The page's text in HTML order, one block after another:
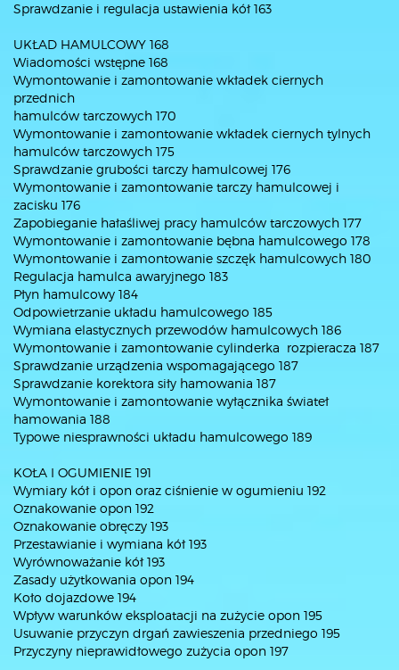
Sprawdzanie i regulacja ustawienia kół 163
UKŁAD HAMULCOWY 168
Wiadomości wstępne 168
Wymontowanie i zamontowanie wkładek ciernych
przednich
hamulców tarczowych 170
Wymontowanie i zamontowanie wkładek ciernych tylnych
hamulców tarczowych 175
Sprawdzanie grubości tarczy hamulcowej 176
Wymontowanie i zamontowanie tarczy hamulcowej i
zacisku 176
Zapobieganie hałaśliwej pracy hamulców tarczowych 177
Wymontowanie i zamontowanie bębna hamulcowego 178
Wymontowanie i zamontowanie szczęk hamulcowych 180
Regulacja hamulca awaryjnego 183
Płyn hamulcowy 184
Odpowietrzanie układu hamulcowego 185
Wymiana elastycznych przewodów hamulcowych 186
Wymontowanie i zamontowanie cylinderka rozpieracza 187
Sprawdzanie urządzenia wspomagającego 187
Sprawdzanie korektora siły hamowania 187
Wymontowanie i zamontowanie wyłącznika świateł
hamowania 188
Typowe niesprawności układu hamulcowego 189
KOŁA I OGUMIENIE 191
Wymiary kół i opon oraz ciśnienie w ogumieniu 192
Oznakowanie opon 192
Oznakowanie obręczy 193
Przestawianie i wymiana kół 193
Wyrównoważanie kół 193
Zasady użytkowania opon 194
Koło dojazdowe 194
Wpływ warunków eksploatacji na zużycie opon 195
Usuwanie przyczyn drgań zawieszenia przedniego 195
Przyczyny nieprawidłowego zużycia opon 197